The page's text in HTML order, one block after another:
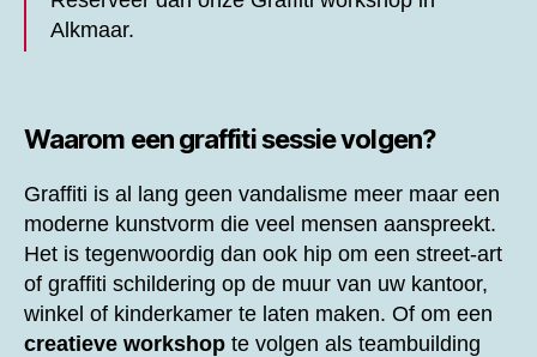
Alkmaar.
Waarom een graffiti sessie volgen?
Graffiti is al lang geen vandalisme meer maar een
moderne kunstvorm die veel mensen aanspreekt.
Het is tegenwoordig dan ook hip om een street-art
of graffiti schildering op de muur van uw kantoor,
winkel of kinderkamer te laten maken. Of om een
creatieve workshop te volgen als teambuilding